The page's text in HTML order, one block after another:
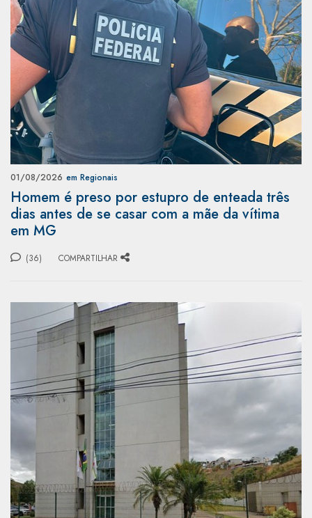
01/08/2026 em Regionais
Homem é preso por estupro de enteada três
dias antes de se casar com a mãe da vítima
em MG
(36) COMPARTILHAR